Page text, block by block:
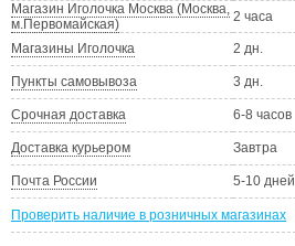
Магазин Иголочка Москва (Москва,
м.Первомайская)
2 часа
Магазины Иголочка 2 дн.
Пункты самовывоза 3 дн.
Срочная доставка 6-8 часов
Доставка курьером Завтра
Почта России 5-10 дней
Проверить наличие в розничных магазинах